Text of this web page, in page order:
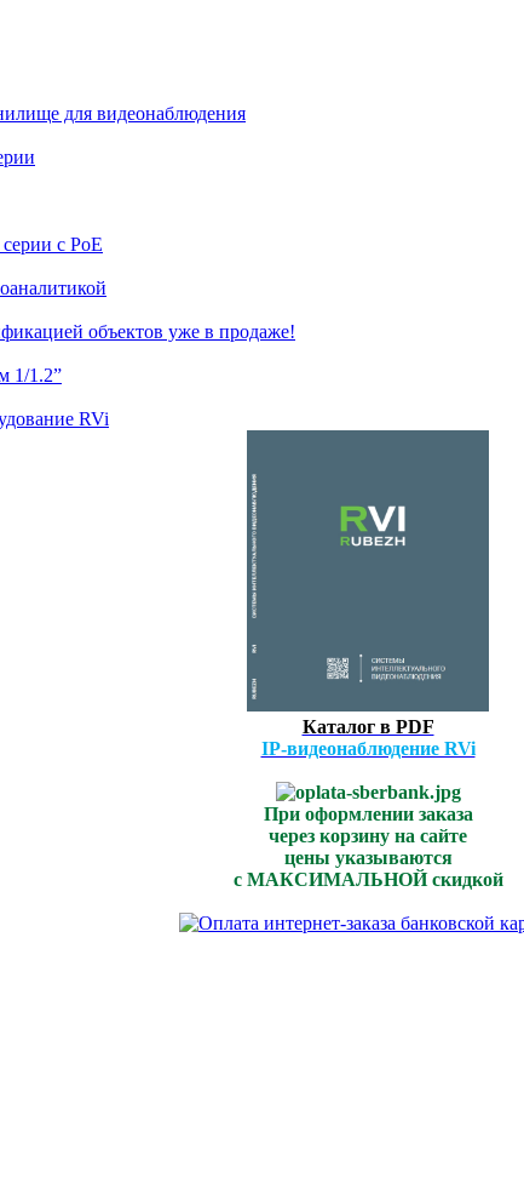
для видеонаблюдения
с PoE
объектов уже в продаже!
1/1.2”
RVi
Каталог в PDF
IP-видеонаблюдение RVi
При оформлении заказа
через корзину на сайте
цены указываются
с МАКСИМАЛЬНОЙ скидкой